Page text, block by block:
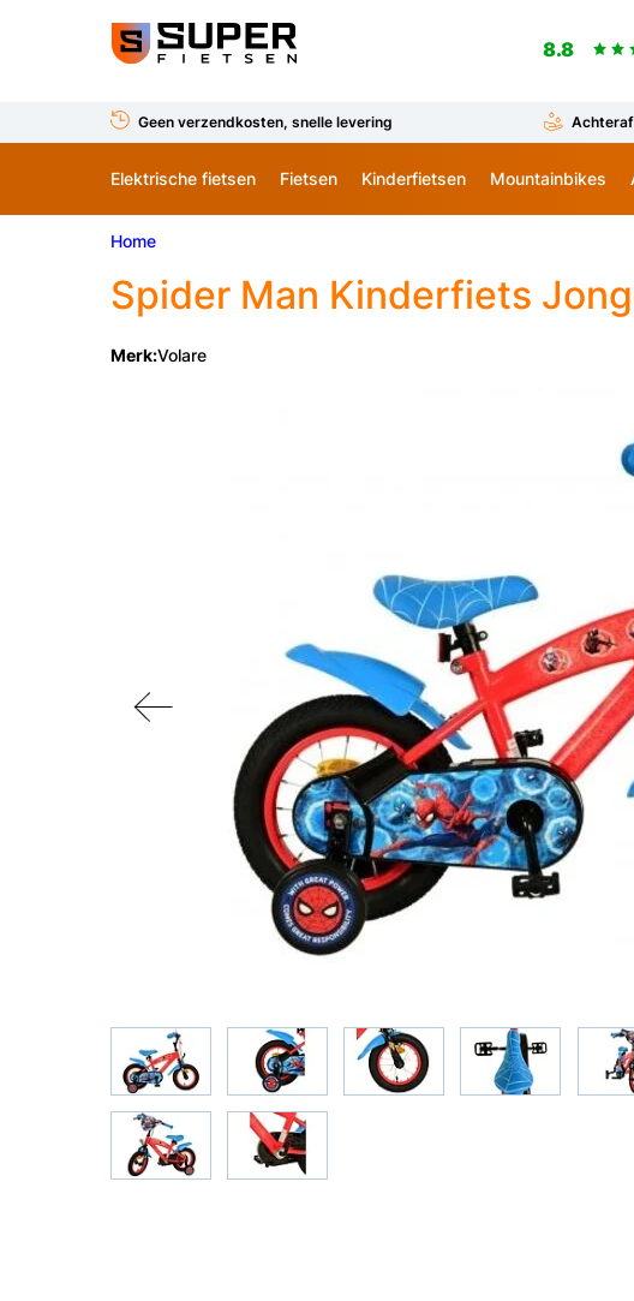
8.8
Geen verzendkosten, snelle levering
Elektrische fietsen Fietsen Kinderfietsen Mountainbikes
Home
Spider Man Kinderfiets
Merk:Volare